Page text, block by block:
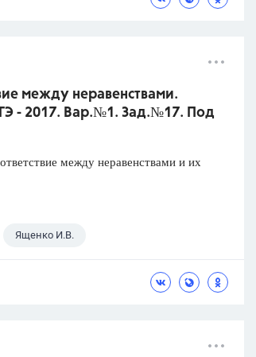
между неравенствами.
- 2017. Вар.№1. Зад.№17. Под
между неравенствами и их
Ященко И.В.